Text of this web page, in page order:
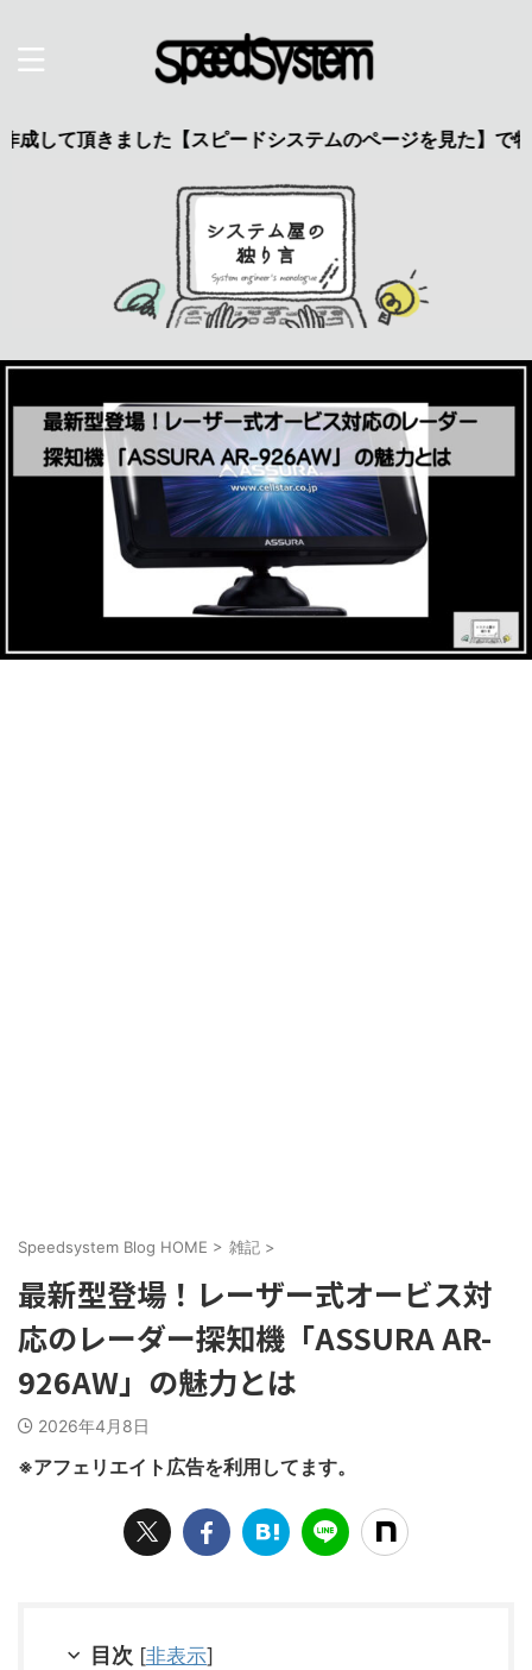
た【スピードシステムのページを見た】で特典あり 興味
Speedsystem Blog HOME > 雑記 >
最新型登場！レーザー式オービス対
応のレーダー探知機「ASSURA AR-
926AW」の魅力とは
2026年4月8日
※アフェリエイト広告を利用してます。
目次 [非表示]